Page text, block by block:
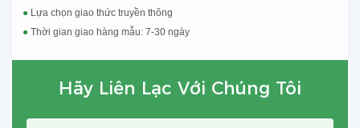
● Lựa chọn giao thức truyền thông
●Thời gian giao hàng mẫu: 7-30 ngày
Hãy Liên Lạc Với Chúng Tôi